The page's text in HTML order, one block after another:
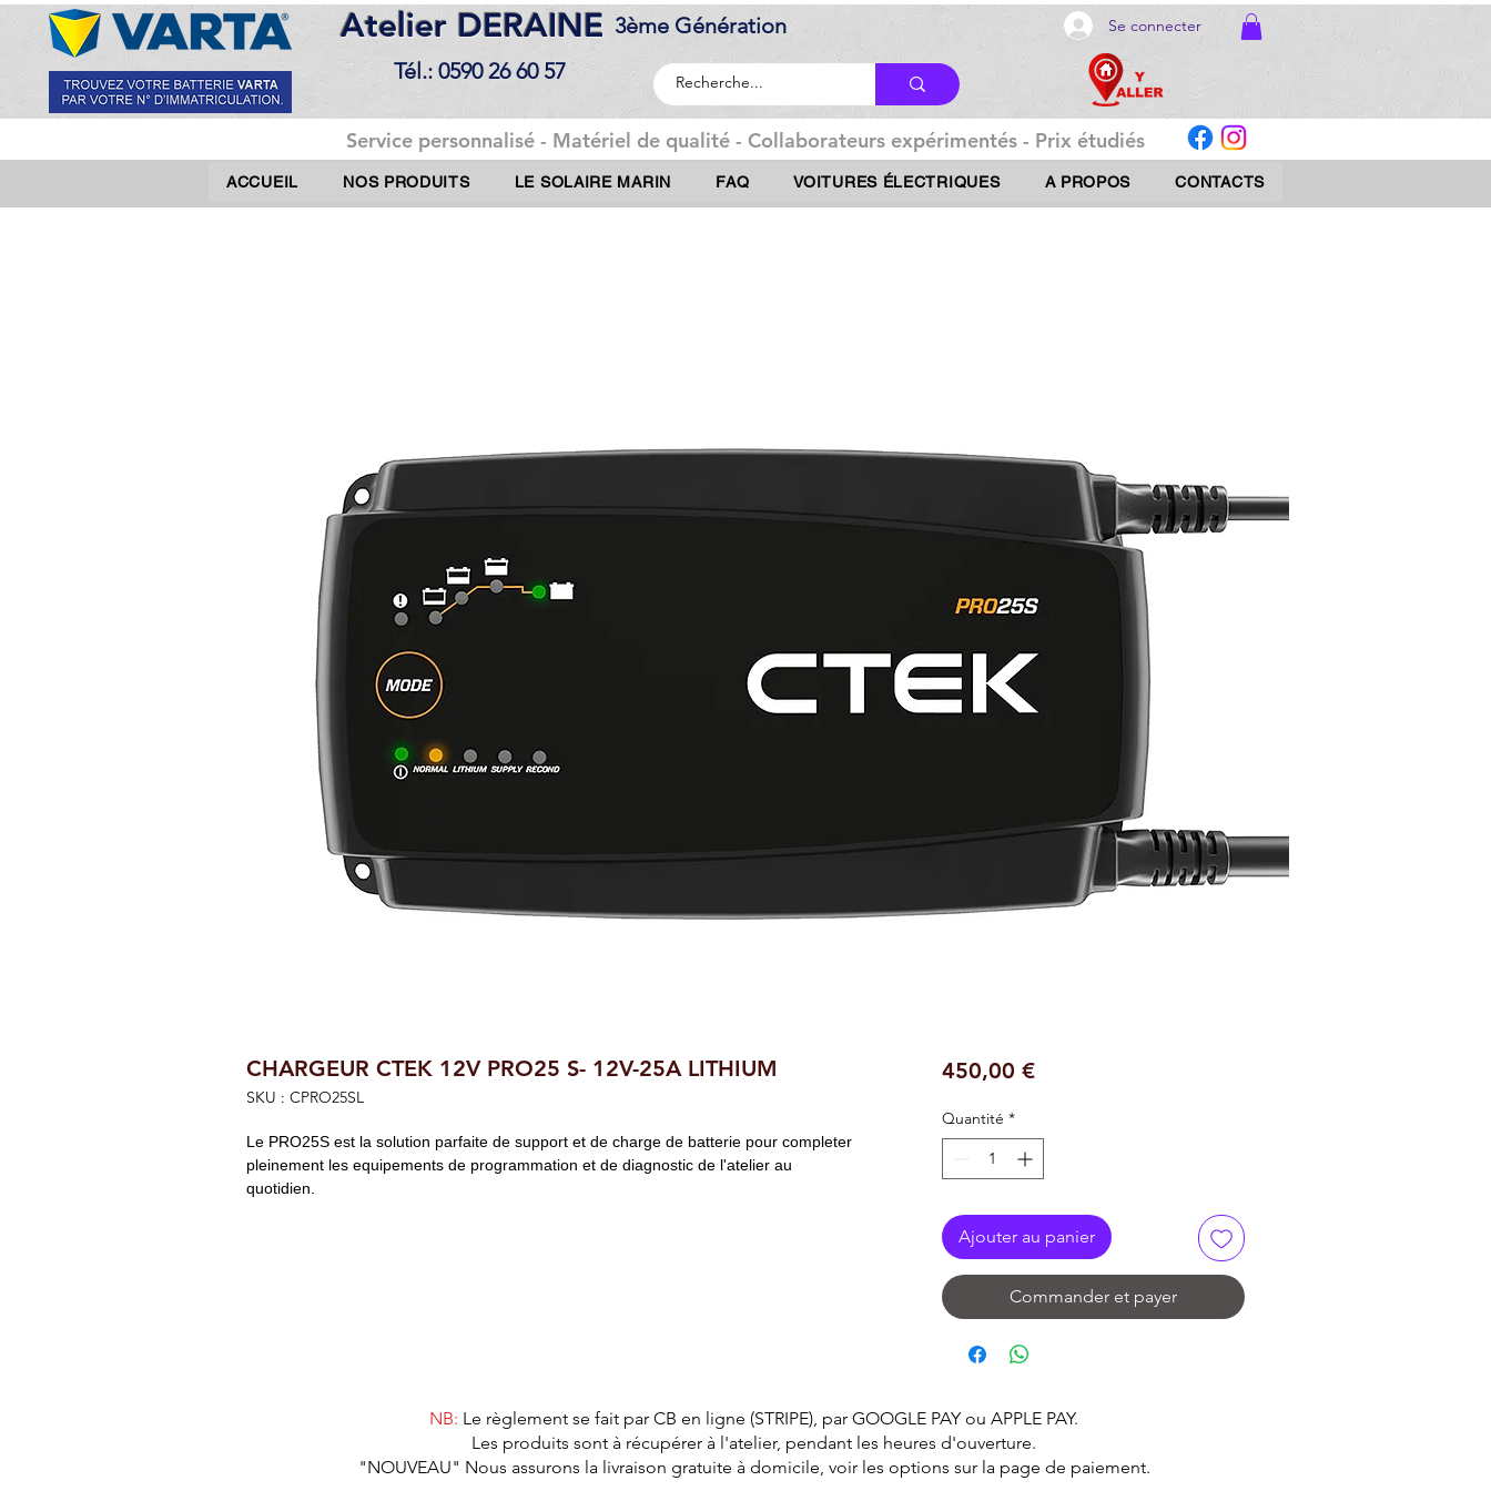
Atelier DERAINE 3ème Génération Se connecter
Tél.: 0590 26 60 57
Service personnalisé - Matériel de qualité - Collaborateurs expérimentés - Prix étudiés
ACCUEIL NOS PRODUITS LE SOLAIRE MARIN FAQ VOITURES ÉLECTRIQUES A PROPOS CONTACTS
CHARGEUR CTEK 12V PRO25 S- 12V-25A LITHIUM
SKU : CPRO25SL
Le PRO25S est la solution parfaite de support et de charge de batterie pour completer
pleinement les equipements de programmation et de diagnostic de l'atelier au
quotidien.
450,00 €Prix
Quantité *
Ajouter au panier
Commander et payer
NB: Le règlement se fait par CB en ligne (STRIPE), par GOOGLE PAY ou APPLE PAY.
Les produits sont à récupérer à l'atelier, pendant les heures d'ouverture.
"NOUVEAU" Nous assurons la livraison gratuite à domicile, voir les options sur la page de paiement.